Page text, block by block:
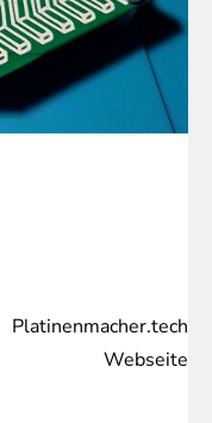
Platinenmacher.tech
Webseite